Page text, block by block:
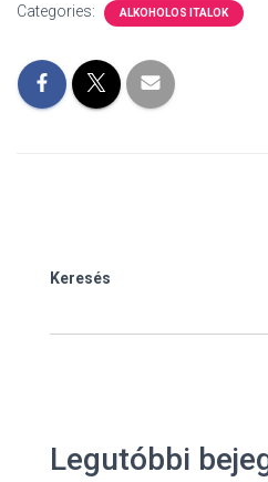
Categories: ALKOHOLOS ITALOK
Keresés
Legutóbbi